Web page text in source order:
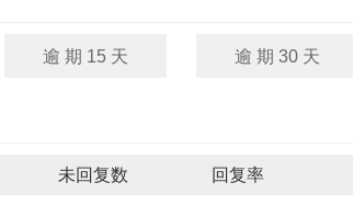
逾 期 15 天 逾 期 30 天
未回复数 回复率